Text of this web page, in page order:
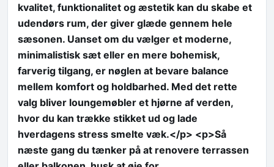
kvalitet, funktionalitet og æstetik kan du skabe et
udendørs rum, der giver glæde gennem hele
sæsonen. Uanset om du vælger et moderne,
minimalistisk sæt eller en mere bohemisk,
farverig tilgang, er nøglen at bevare balance
mellem komfort og holdbarhed. Med det rette
valg bliver loungemøbler et hjørne af verden,
hvor du kan trække stikket ud og lade
hverdagens stress smelte væk.</p> <p>Så
næste gang du tænker på at renovere terrassen